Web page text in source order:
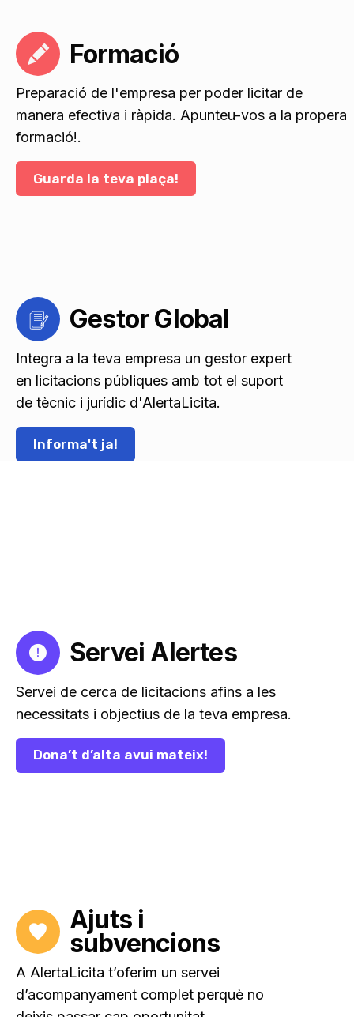
Formació
Preparació de l'empresa per poder licitar de
manera efectiva i ràpida. Apunteu-vos a la propera
formació!.
Guarda la teva plaça!
Gestor Global
Integra a la teva empresa un gestor expert
en licitacions públiques amb tot el suport
de tècnic i jurídic d'AlertaLicita.
Informa't ja!
Servei Alertes
Servei de cerca de licitacions afins a les
necessitats i objectius de la teva empresa.
Dona’t d’alta avui mateix!
Ajuts i
subvencions
A AlertaLicita t’oferim un servei
d’acompanyament complet perquè no